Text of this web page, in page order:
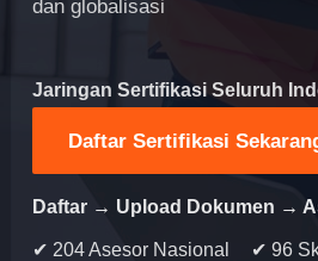
dan globalisasi
Jaringan Sertifikasi Seluruh
Daftar Sertifikasi
Daftar → Upload Dokumen →
✔ 204 Asesor Nasional ✔ 96